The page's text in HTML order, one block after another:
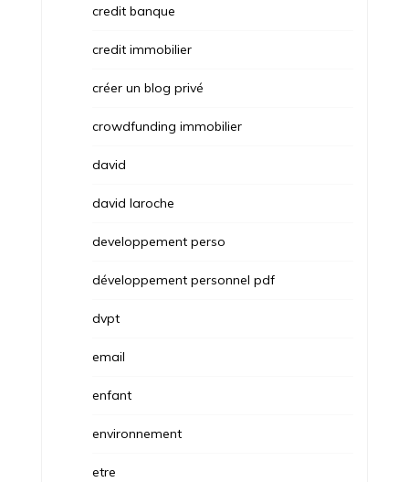
credit banque
credit immobilier
créer un blog privé
crowdfunding immobilier
david
david laroche
developpement perso
développement personnel pdf
dvpt
email
enfant
environnement
etre